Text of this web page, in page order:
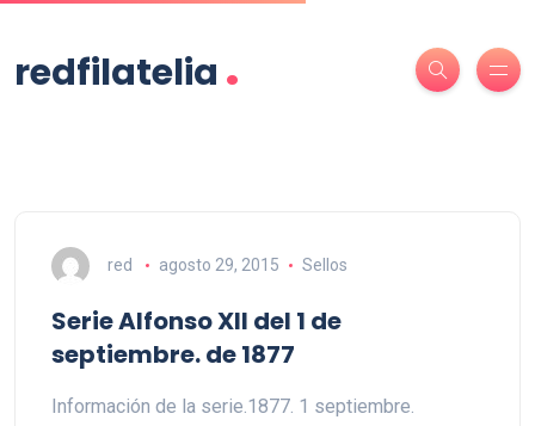
redfilatelia .
red agosto 29, 2015 Sellos
Serie Alfonso XII del 1 de
septiembre. de 1877
Información de la serie.1877. 1 septiembre.